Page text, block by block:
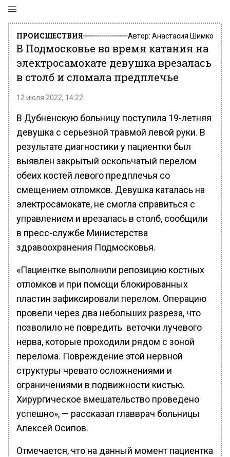
ПРОИСШЕСТВИЯ Автор: Анастасия Шимко
В Подмосковье во время катания на
электросамокате девушка врезалась
в столб и сломала предплечье
12 июля 2022, 14:22
В Дубненскую больницу поступила 19-летняя
девушка с серьезной травмой левой руки. В
результате диагностики у пациентки был
выявлен закрытый оскольчатый перелом
обеих костей левого предплечья со
смещением отломков. Девушка каталась на
электросамокате, не смогла справиться с
управлением и врезалась в столб, сообщили
в пресс-службе Министерства
здравоохранения Подмосковья.
«Пациентке выполнили репозицию костных
отломков и при помощи блокированных
пластин зафиксировали перелом. Операцию
провели через два небольших разреза, что
позволило не повредить веточки лучевого
нерва, которые проходили рядом с зоной
перелома. Повреждение этой нервной
структуры чревато осложнениями и
ограничениями в подвижности кистью.
Хирургическое вмешательство проведено
успешно», — рассказал главврач больницы
Алексей Осипов.
Отмечается, что на данный момент пациентка